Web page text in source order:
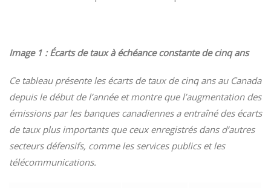
Image 1 : Écarts de taux à échéance constante de cinq ans
Ce tableau présente les écarts de taux de cinq ans au Canada
depuis le début de l’année et montre que l’augmentation des
émissions par les banques canadiennes a entraîné des écarts
de taux plus importants que ceux enregistrés dans d’autres
secteurs défensifs, comme les services publics et les
télécommunications.